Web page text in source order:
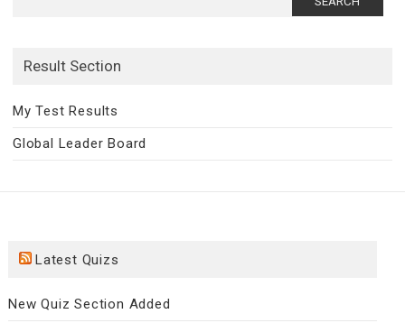
Result Section
My Test Results
Global Leader Board
Latest Quizs
New Quiz Section Added